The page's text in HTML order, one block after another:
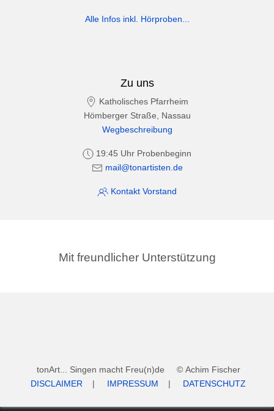
Alle Infos inkl. Hörproben...
Zu uns
Katholisches Pfarrheim
Hömberger Straße, Nassau
Wegbeschreibung
19:45 Uhr Probenbeginn
mail@tonartisten.de
Kontakt Vorstand
Mit freundlicher Unterstützung
tonArt... Singen macht Freu(n)de © Achim Fischer
DISCLAIMER | IMPRESSUM | DATENSCHUTZ